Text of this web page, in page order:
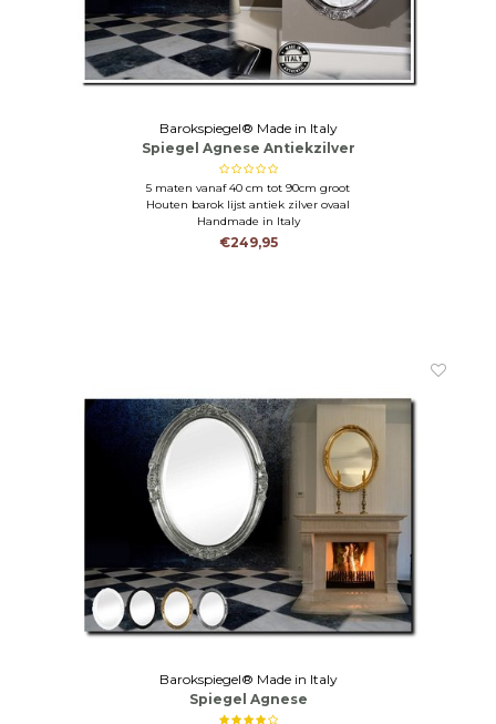
Barokspiegel® Made in Italy
Spiegel Agnese Antiekzilver
5 maten vanaf 40 cm tot 90cm groot
Houten barok lijst antiek zilver ovaal
Handmade in Italy
€249,95
Barokspiegel® Made in Italy
Spiegel Agnese